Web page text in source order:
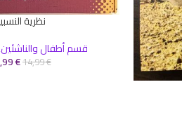
نظرية
قسم أطفال والناشئين
14,99€
€